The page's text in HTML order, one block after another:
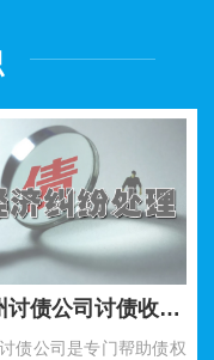
苏州讨债公司讨债收费标准是什么呢？
债公司是专门帮助债权